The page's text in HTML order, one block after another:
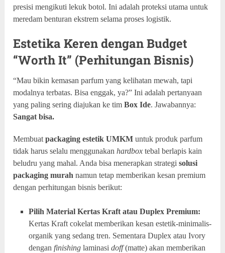
presisi mengikuti lekuk botol. Ini adalah proteksi utama untuk
meredam benturan ekstrem selama proses logistik.
Estetika Keren dengan Budget
“Worth It” (Perhitungan Bisnis)
“Mau bikin kemasan parfum yang kelihatan mewah, tapi
modalnya terbatas. Bisa enggak, ya?” Ini adalah pertanyaan
yang paling sering diajukan ke timBox Ide. Jawabannya:
Sangat bisa.
Membuatpackaging estetik UMKM untuk produk parfum
tidak harus selalu menggunakanhardbox tebal berlapis kain
beludru yang mahal. Anda bisa menerapkan strategisolusi
packaging murah namun tetap memberikan kesan premium
dengan perhitungan bisnis berikut:
Pilih Material Kertas Kraft atau Duplex Premium:
Kertas Kraft cokelat memberikan kesan estetik-minimalis-
organik yang sedang tren. Sementara Duplex atau Ivory
dengan finishinglaminasi doff(matte) akan memberikan